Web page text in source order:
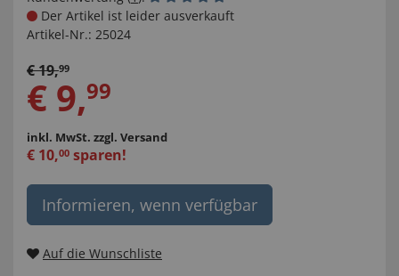
Der Artikel ist leider ausverkauft
Artikel-Nr.: 25024
€19,99
€ 9,99
inkl. MwSt. zzgl. Versand
€ 10,00 sparen!
Informieren, wenn verfügbar
Auf die Wunschliste